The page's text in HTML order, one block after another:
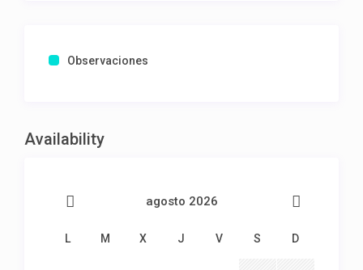
Observaciones
Availability
agosto 2026
L M X J V S D